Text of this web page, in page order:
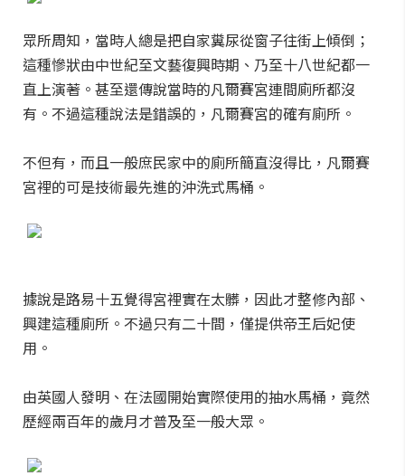
眾所周知，當時人總是把自家糞尿從窗子往街上傾倒；
這種慘狀由中世紀至文藝復興時期、乃至十八世紀都一
直上演著。甚至還傳說當時的凡爾賽宮連間廁所都沒
有。不過這種說法是錯誤的，凡爾賽宮的確有廁所。
不但有，而且一般庶民家中的廁所簡直沒得比，凡爾賽
宮裡的可是技術最先進的沖洗式馬桶。
據說是路易十五覺得宮裡實在太髒，因此才整修內部、
興建這種廁所。不過只有二十間，僅提供帝王后妃使
用。
由英國人發明、在法國開始實際使用的抽水馬桶，竟然
歷經兩百年的歲月才普及至一般大眾。